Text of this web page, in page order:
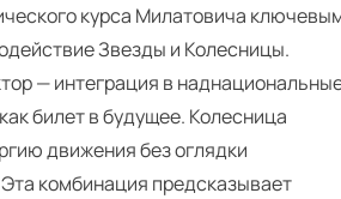
курса Милатовича
Звезды и Колесницы.
— интеграция в
билет в будущее. Колесница
движения без оглядки
комбинация предсказывает